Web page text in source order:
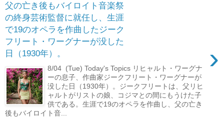
父の亡き後もバイロイト音楽祭
の終身芸術監督に就任し、生涯
で19のオペラを作曲したジーク
フリート・ワーグナーが没した
日（1930年）。
›
8/04 (Tue) Today's Topics リヒャルト・ワーグナ
ーの息子、作曲家ジークフリート・ワーグナーが
没した日（1930年）。ジークフリートは、父リヒ
ャルトがリストの娘、コジマとの間にもうけた子
供である。生涯で19のオペラを作曲し、父の亡き
後もバイロイト音...